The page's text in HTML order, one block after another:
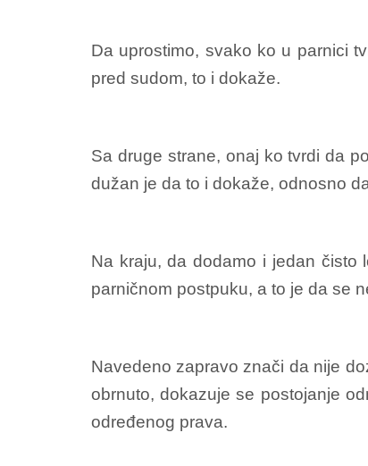
Da uprostimo, svako ko u parnici
pred sudom, to i dokaže.
Sa druge strane, onaj ko tvrdi da
dužan je da to i dokaže, odnosno
Na kraju, da dodamo i jedan čisto
parničnom postpuku, a to je da se
Navedeno zapravo znači da nije
obrnuto, dokazuje se postojanje
određenog prava.